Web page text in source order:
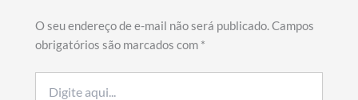
O seu endereço de e-mail não será publicado.Campos
obrigatórios são marcados com *
aqui...